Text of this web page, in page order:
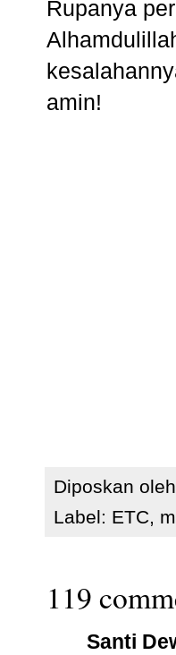
Rupanya
amin!
Diposkan oleh
Label: ETC,
119
Santi